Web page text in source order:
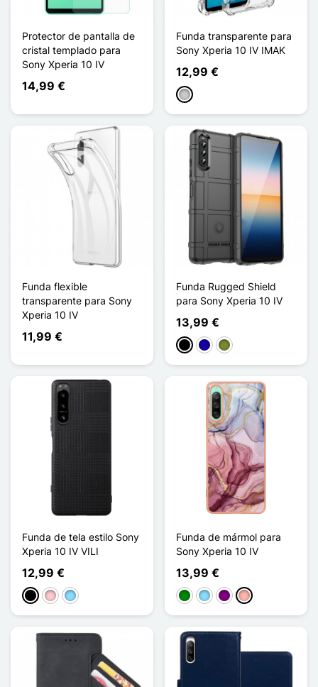
Protector de pantalla de
cristal templado para
Sony Xperia 10 IV
14,99 €
Funda transparente para
Sony Xperia 10 IV IMAK
12,99 €
Transparente
Funda flexible
transparente para Sony
Xperia 10 IV
11,99 €
Funda Rugged Shield
para Sony Xperia 10 IV
13,99 €
NegroAzul oscuro
Caqui
Funda de tela estilo Sony
Xperia 10 IV VILI
12,99 €
NegroRosaAzul claro
Funda de mármol para
Sony Xperia 10 IV
13,99 €
VerdeAzul claro
PúrpuraOro rosa